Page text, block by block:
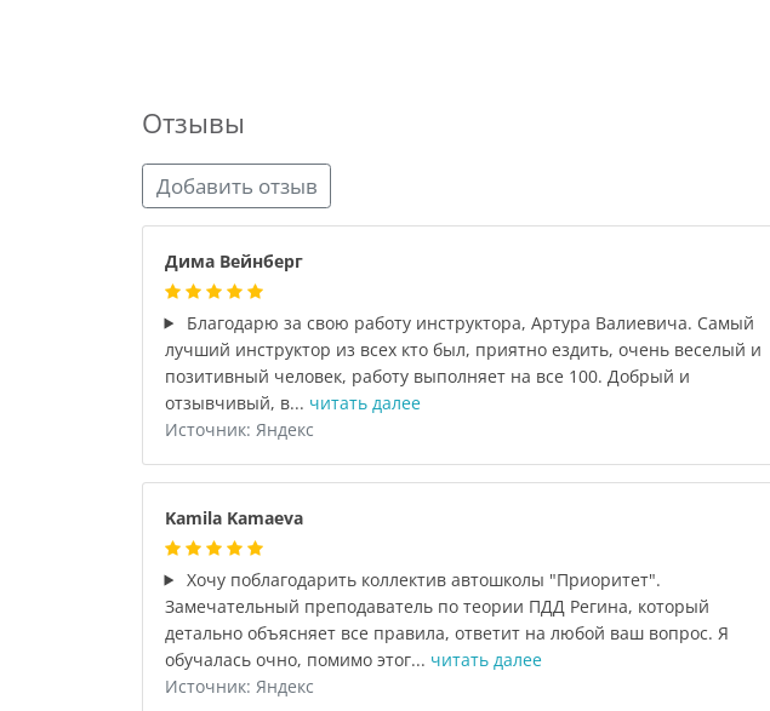
Отзывы
Добавить отзыв
Дима Вейнберг
Благодарю за свою работу инструктора, Артура Валиевича. Самый
лучший инструктор из всех кто был, приятно ездить, очень веселый и
позитивный человек, работу выполняет на все 100. Добрый и
отзывчивый, в... читать далее
Источник: Яндекс
Kamila Kamaeva
Хочу поблагодарить коллектив автошколы "Приоритет".
Замечательный преподаватель по теории ПДД Регина, который
детально объясняет все правила, ответит на любой ваш вопрос. Я
обучалась очно, помимо этог... читать далее
Источник: Яндекс